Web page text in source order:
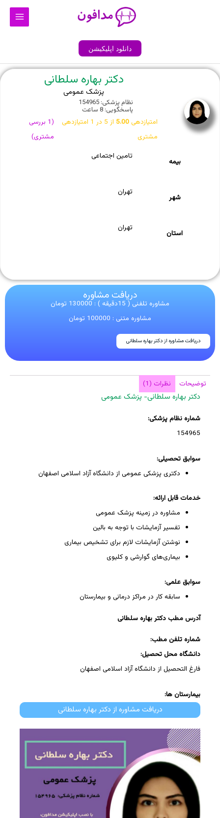
Main
دانلود اپلیکیشن
دکتر بهاره سلطانی
پزشک عمومی
نظام پزشکی: 154965
پاسخگویی: 8 ساعت
امتیازدهی5.00 از 5 در 1 امتیازدهی
مشتری
(
1 بررسی
مشتری)
بیمه
تامین اجتماعی
شهر
تهران
استان
تهران
دریافت مشاوره
مشاوره تلفنی ( 15دقیقه ) : 130000 تومان
مشاوره متنی : 100000 تومان
دریافت مشاوره از دکتر بهاره سلطانی
توضیحات نظرات (1)
دکتر بهاره سلطانی- پزشک عمومی
شماره نظام پزشکی:
154965
سوابق تحصیلی:
دکتری پزشکی عمومی از دانشگاه آزاد اسلامی اصفهان
خدمات قابل ارائه:
مشاوره در زمینه پزشک عمومی
تفسیر آزمایشات با توجه به بالین
نوشتن آزمایشات لازم برای تشخیص بیماری
بیماری‌های گوارشی و کلیوی
سوابق علمی:
سابقه کار در مراکز درمانی و بیمارستان
آدرس مطب دکتر بهاره سلطانی
شماره تلفن مطب:
دانشگاه محل تحصیل:
فارغ التحصیل از دانشگاه آزاد اسلامی اصفهان
بیمارستان ها:
دریافت مشاوره از دکتر بهاره سلطانی